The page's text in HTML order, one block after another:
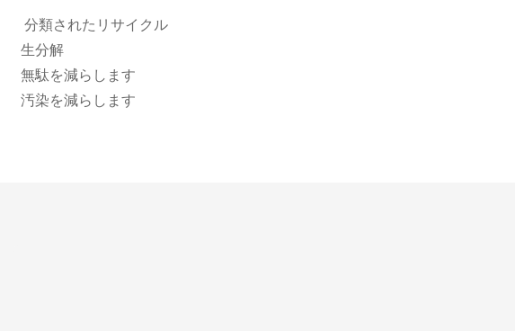
分類されたリサイクル
生分解
無駄を減らします
汚染を減らします